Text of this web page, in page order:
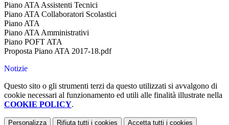
Piano ATA Assistenti Tecnici
Piano ATA Collaboratori Scolastici
Piano ATA
Piano ATA Amministrativi
Piano POFT ATA
Proposta Piano ATA 2017-18.pdf
Notizie
Questo sito o gli strumenti terzi da questo utilizzati si avvalgono di
cookie necessari al funzionamento ed utili alle finalità illustrate nella
COOKIE POLICY.
Personalizza Rifiuta tutti i cookies Accetta tutti i cookies